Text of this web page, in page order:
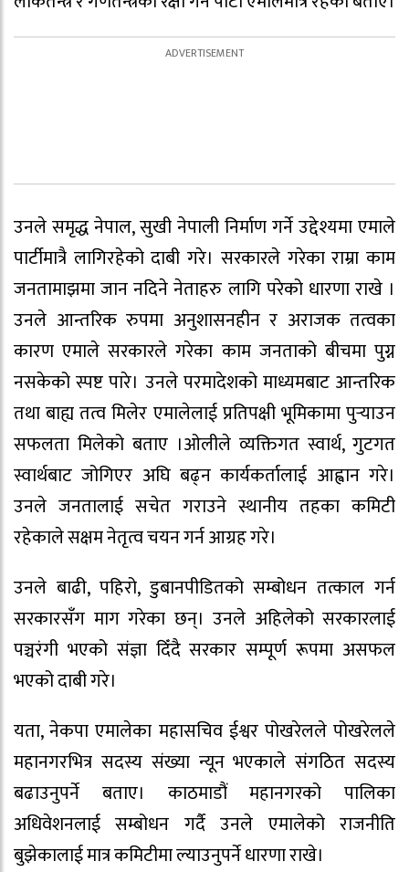
उनले समृद्ध नेपाल, सुखी नेपाली निर्माण गर्ने उद्देश्यमा एमाले
पार्टीमात्रै लागिरहेको दाबी गरे। सरकारले गरेका राम्रा काम
जनतामाझमा जान नदिने नेताहरु लागि परेको धारणा राखे ।
उनले आन्तरिक रुपमा अनुशासनहीन र अराजक तत्वका
कारण एमाले सरकारले गरेका काम जनताको बीचमा पुग्न
नसकेको स्पष्ट पारे। उनले परमादेशको माध्यमबाट आन्तरिक
तथा बाह्य तत्व मिलेर एमालेलाई प्रतिपक्षी भूमिकामा पुर्‍याउन
सफलता मिलेको बताए ।ओलीले व्यक्तिगत स्वार्थ, गुटगत
स्वार्थबाट जोगिएर अघि बढ्न कार्यकर्तालाई आह्वान गरे।
उनले जनतालाई सचेत गराउने स्थानीय तहका कमिटी
रहेकाले सक्षम नेतृत्व चयन गर्न आग्रह गरे।
उनले बाढी, पहिरो, डुबानपीडितको सम्बोधन तत्काल गर्न
सरकारसँग माग गरेका छन्। उनले अहिलेको सरकारलाई
पञ्चरंगी भएको संज्ञा दिँदै सरकार सम्पूर्ण रूपमा असफल
भएको दाबी गरे।
यता, नेकपा एमालेका महासचिव ईश्वर पोखरेलले पोखरेलले
महानगरभित्र सदस्य संख्या न्यून भएकाले संगठित सदस्य
बढाउनुपर्ने बताए। काठमाडौं महानगरको पालिका
अधिवेशनलाई सम्बोधन गर्दै उनले एमालेको राजनीति
बुझेकालाई मात्र कमिटीमा ल्याउनुपर्ने धारणा राखे।